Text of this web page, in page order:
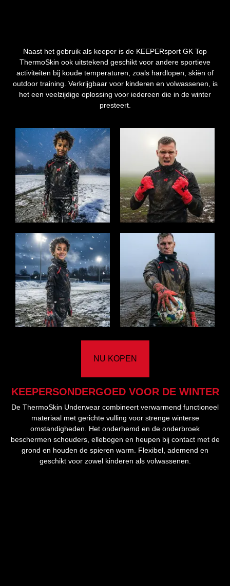
Naast het gebruik als keeper is de KEEPERsport GK Top
ThermoSkin ook uitstekend geschikt voor andere sportieve
activiteiten bij koude temperaturen, zoals hardlopen, skiën of
outdoor training. Verkrijgbaar voor kinderen en volwassenen, is
het een veelzijdige oplossing voor iedereen die in de winter
presteert.
NU KOPEN
KEEPERSONDERGOED VOOR DE WINTER
De ThermoSkin Underwear combineert verwarmend functioneel
materiaal met gerichte vulling voor strenge winterse
omstandigheden. Het onderhemd en de onderbroek
beschermen schouders, ellebogen en heupen bij contact met de
grond en houden de spieren warm. Flexibel, ademend en
geschikt voor zowel kinderen als volwassenen.